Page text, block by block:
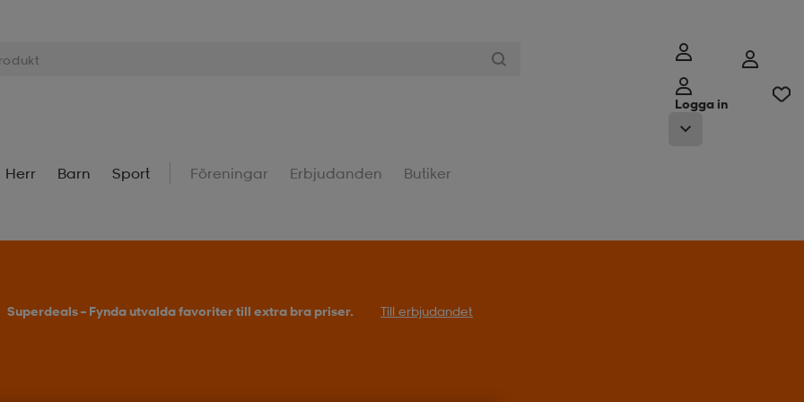
Logga in
Herr Barn Sport Föreningar Erbjudanden Butiker
Superdeals – Fynda utvalda favoriter till extra bra priser. Till erbjudandet